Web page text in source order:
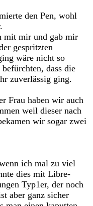
den Pen, wohl
mit mir und gab mir
gespritzten
wäre nicht so
dass die
zuverlässig ging.
Frau haben wir auch
weil dieser nach
wir sogar zwei
ich mal zu viel
dies mit Libre-
Typ1er, der noch
aber ganz sicher